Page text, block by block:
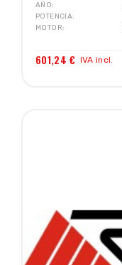
AÑO
POTENCIA
MOTOR
601,24 € IVA incl.